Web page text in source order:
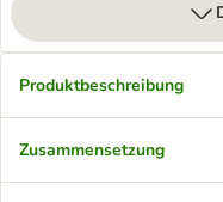
Produktbeschreibung
Zusammensetzung